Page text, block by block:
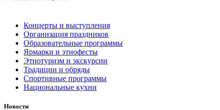
Концерты и выступления
Организация праздников
Образовательные программы
Ярмарки и этнофесты
Этнотуризм и экскурсии
Традиции и обряды
Спортивные программы
Национальные кухни
Новости